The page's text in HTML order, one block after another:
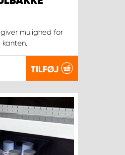
mulighed for
TILFØJ